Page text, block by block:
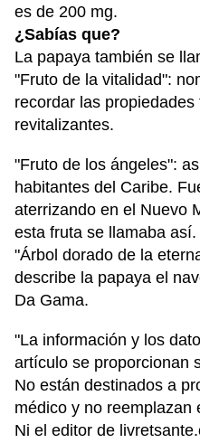
es de 200 mg.
¿Sabías que?
La papaya también se
"Fruto de la vitalidad":
recordar las
revitalizantes.
"Fruto de los ángeles":
habitantes del Caribe.
aterrizando en el Nuevo
esta fruta se llamaba así.
"Árbol dorado de la
describe la papaya el
Da Gama.
"La información y los
artículo se proporcionan
No están destinados a
médico y no reemplazan
Ni el editor de